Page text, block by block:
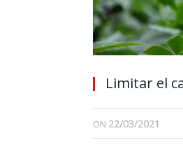
Limitar el
ON 22/03/2021